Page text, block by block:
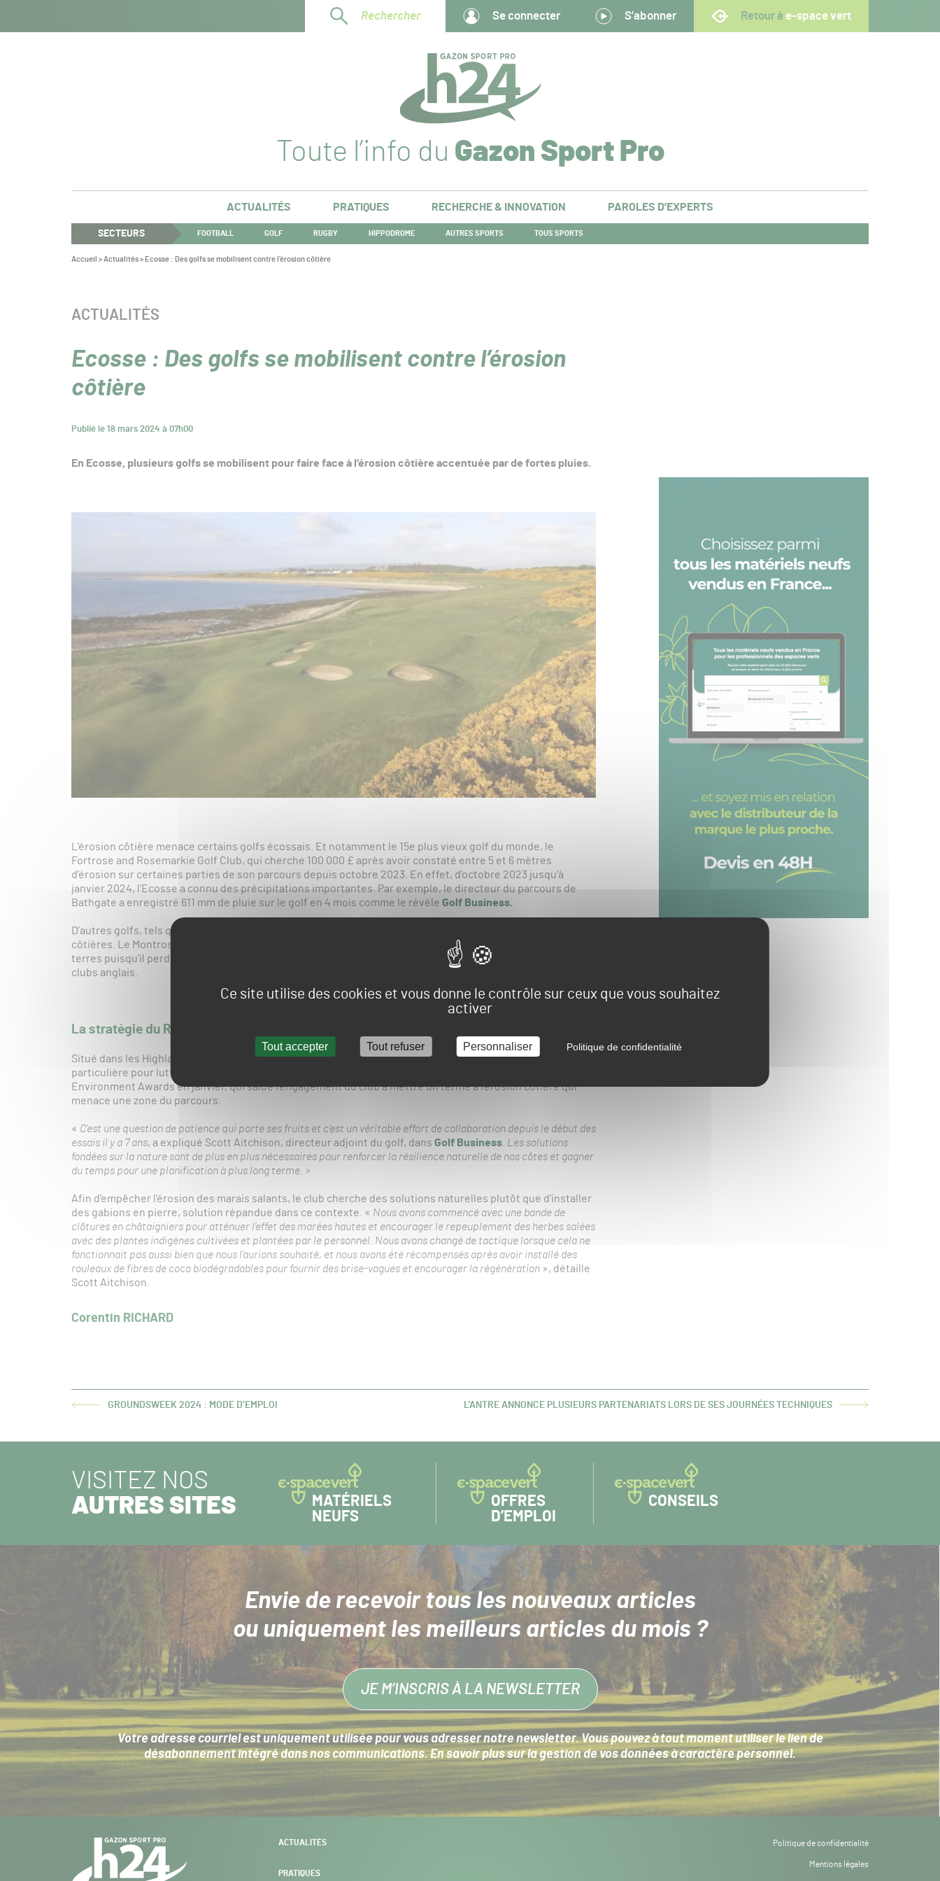
Ce site utilise des cookies et vous donne le contrôle sur ceux que vous souhaitez
activer
Tout accepter Tout refuser Personnaliser Politique de confidentialité
Rechercher Se connecter S’abonner Retour à e-space vert
Toute l’info du Gazon Sport Pro
ACTUALITÉS PRATIQUES RECHERCHE & INNOVATION PAROLES D’EXPERTS
SECTEURS FOOTBALL GOLF RUGBY HIPPODROME AUTRES SPORTS TOUS SPORTS
Vous
Accueil >Actualités> Ecosse : Des golfs se mobilisent contre l’érosion côtière
Ecosse : Des golfs se mobilisent contre l’érosion
côtière
Publié le 18 mars 2024 à 07h00
CATÉGORIE :
ACTUALITÉS
En Ecosse, plusieurs golfs se mobilisent pour faire face à l’érosion côtière accentuée par de fortes pluies.
L’érosion côtière menace certains golfs écossais. Et notamment le 15e plus vieux golf du monde, le
Fortrose and Rosemarkie Golf Club, qui cherche 100 000 £ après avoir constaté entre 5 et 6 mètres
d’érosion sur certaines parties de son parcours depuis octobre 2023. En effet, d’octobre 2023 jusqu’à
janvier 2024, l’Ecosse a connu des précipitations importantes. Par exemple, le directeur du parcours de
Bathgate a enregistré 611 mm de pluie sur le golf en 4 mois comme le révèle Golf Business.
D’autres golfs, tels que Golspie Golf Club ou Caldy Golf Club entretiennent également les défenses
côtières. Le Montrose Golf Links a pour sa part émis l’hypothèse de déplacer son parcours à l’intérieur des
terres puisqu’il perd environ 1,5 mètre de côte par an. Le problème est également d’actualité chez certains
clubs anglais.
La stratégie du Royal Dornoch Golf Club saluée
Situé dans les Highlands au nord de l’Ecosse, le Royal Dornoch Golf Club a mis en place une stratégie
particulière pour lutter contre l’érosion. Elle lui a valu le prix de « Projet durable de l’année » lors des Golf
Environment Awards en janvier, qui salue l’engagement du club à mettre un terme à l’érosion côtière qui
menace une zone du parcours.
« C’est une question de patience qui porte ses fruits et c’est un véritable effort de collaboration depuis le début des
essais il y a 7 ans, a expliqué Scott Aitchison, directeur adjoint du golf, dans Golf Business Les solutions
fondées sur la nature sont de plus en plus nécessaires pour renforcer la résilience naturelle de nos côtes et gagner
du temps pour une planification à plus long terme. »
Afin d’empêcher l’érosion des marais salants, le club cherche des solutions naturelles plutôt que d’installer
des gabions en pierre, solution répandue dans ce contexte. « Nous avons commencé avec une bande de
clôtures en châtaigniers pour atténuer l’effet des marées hautes et encourager le repeuplement des herbes salées
avec des plantes indigènes cultivées et plantées par le personnel. Nous avons changé de tactique lorsque cela ne
fonctionnait pas aussi bien que nous l’aurions souhaité, et nous avons été récompensés après avoir installé des
rouleaux de fibres de coco biodégradables pour fournir des brise-vagues et encourager la régénération », détaille
Scott Aitchison.
Corentin RICHARD
ARTICLEGROUNDSWEEK 2024 : MODE D’EMPLOI
ARTICLE
L'ANTRE ANNONCE PLUSIEURS PARTENARIATS LORS DE SES JOURNÉES TECHNIQUES
VISITEZ NOS
AUTRES SITES
MATÉRIELS
NEUFS
OFFRES
D’EMPLOI
CONSEILS
Envie de recevoir tous les nouveaux articles
ou uniquement les meilleurs articles du mois ?
JE M’INSCRIS À LA NEWSLETTER
Votre adresse courriel est uniquement utilisée pour vous adresser notre newsletter. Vous pouvez à tout moment utiliser le lien de
désabonnement intégré dans nos communications. En savoir plus sur lagestion de vos données à caractère personnel.
ACTUALITÉS
PRATIQUES
Politique de confidentialité
Mentions légales